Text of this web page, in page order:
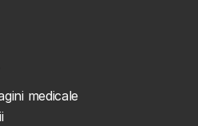
medicale